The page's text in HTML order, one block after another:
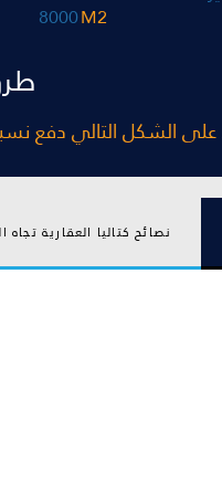
8000M2
من قيمة العقار وباقي المبلغ يتم تقسيطه على
نصائح كتاليا العقارية